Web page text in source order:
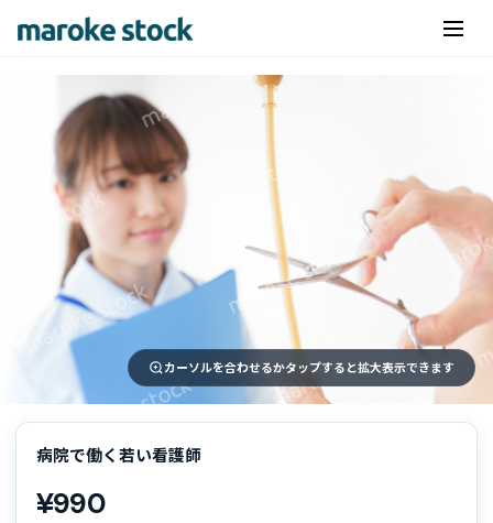
カーソルを合わせるかタップすると拡大表示できます
病院で働く若い看護師
¥990